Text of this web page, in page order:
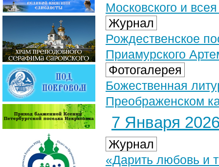
Московского и
Журнал
Рождественское
Приамурского
Фотогалерея
Божественная
Преображенском
7 Января 2026
Журнал
«Дарить любовь и